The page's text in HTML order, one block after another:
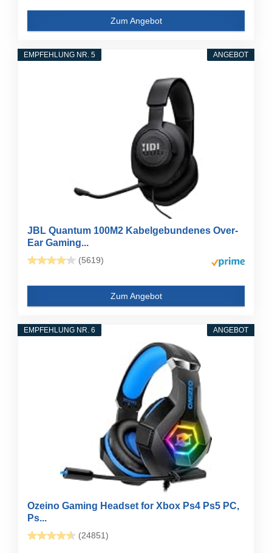
Zum Angebot
ANGEBOT
EMPFEHLUNG NR. 5
JBL Quantum 100M2 Kabelgebundenes Over-
Ear Gaming...
(5619)
Zum Angebot
ANGEBOT
EMPFEHLUNG NR. 6
Ozeino Gaming Headset for Xbox Ps4 Ps5 PC,
Ps...
(24851)